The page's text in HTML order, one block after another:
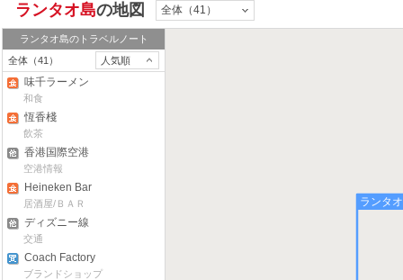
ランタオ島の地図 全体（41）
ランタオ島のトラベルノート
全体（41）
人気順
味千ラーメン
和食
恆香棧
飲茶
香港国際空港
空港情報
Heineken Bar
居酒屋/ＢＡＲ
ディズニー線
交通
Coach Factory
ブランドショップ
ランタ